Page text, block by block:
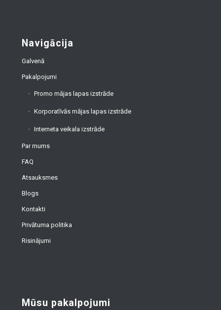
Navigācija
Galvenā
Pakalpojumi
Promo mājas lapas izstrāde
Korporatīvās mājas lapas izstrāde
Interneta veikala izstrāde
Par mums
FAQ
Atsauksmes
Blogs
Kontakti
Privātuma politika
Risinājumi
Mūsu pakalpojumi